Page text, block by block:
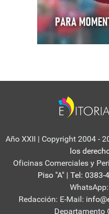
Año XXII | Copyright 2004 -
los
Oficinas Comerciales y
Piso "A" | Tel:
WhatsApp:
Redacción: E-Mail:
Departamento